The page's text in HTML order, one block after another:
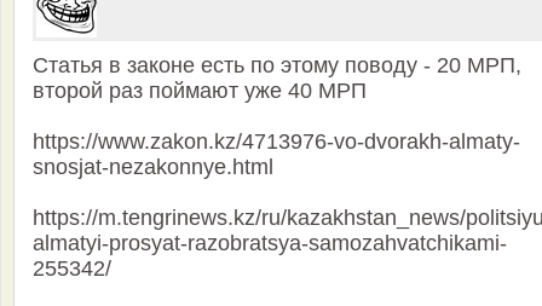
Статья в законе есть по этому поводу - 20 МРП,
второй раз поймают уже 40 МРП
https://www.zakon.kz/4713976-vo-dvorakh-almaty-
snosjat-nezakonnye.html
https://m.tengrinews.kz/ru/kazakhstan_news/
almatyi-prosyat-razobratsya-samozahvatchikami-
255342/